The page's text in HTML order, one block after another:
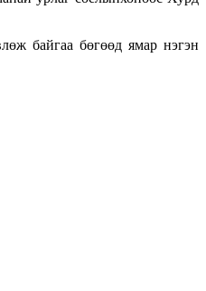
байгаа бөгөөд ямар нэгэн